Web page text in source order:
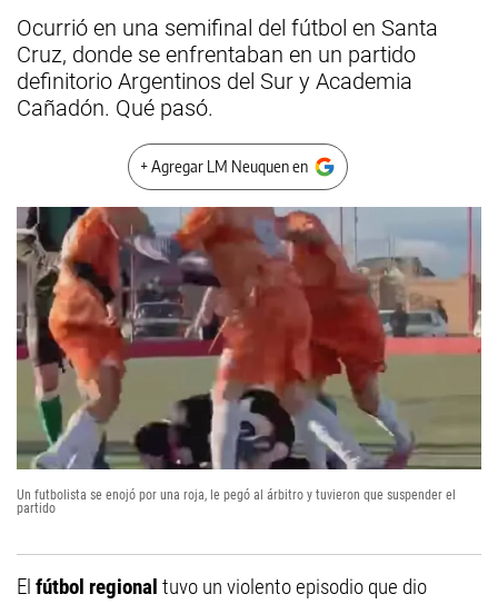
Ocurrió en una semifinal del fútbol en Santa
Cruz, donde se enfrentaban en un partido
definitorio Argentinos del Sur y Academia
Cañadón. Qué pasó.
+ Agregar LM Neuquen en
Un futbolista se enojó por una roja, le pegó al árbitro y tuvieron que suspender el
partido
El fútbol regional tuvo un violento episodio que dio